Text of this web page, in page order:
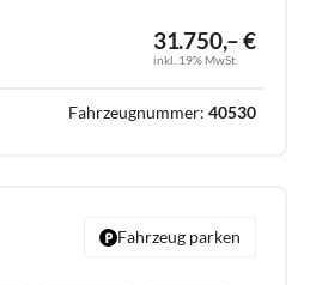
31.750,– €
inkl. 19% MwSt.
Fahrzeugnummer: 40530
Fahrzeug parken